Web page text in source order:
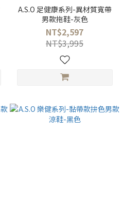
A.S.O 足健康系列-異材質寬帶
男款拖鞋-灰色
NT$2,597
NT$3,995